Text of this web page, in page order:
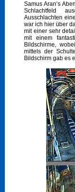
Samus Aran’s
Schlachtfeld
Ausschlachten
war ich hier über
mit einer sehr
mit einem
Bildschirme,
mittels der
Bildschirm gab es